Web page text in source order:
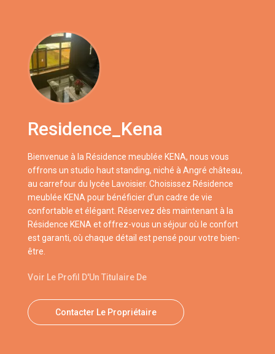
Residence_Kena
Bienvenue à la Résidence meublée KENA, nous vous
offrons un studio haut standing, niché à Angré château,
au carrefour du lycée Lavoisier. Choisissez Résidence
meublée KENA pour bénéficier d’un cadre de vie
confortable et élégant. Réservez dès maintenant à la
Résidence KENA et offrez-vous un séjour où le confort
est garanti, où chaque détail est pensé pour votre bien-
être.
Voir Le Profil D'Un Titulaire De
Contacter Le Propriétaire